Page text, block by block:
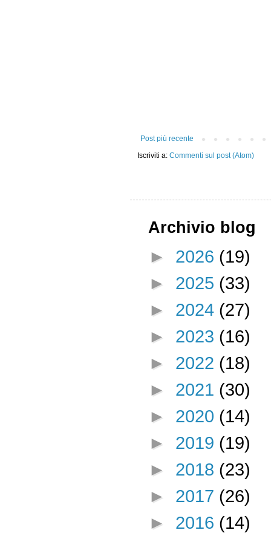
Post più recente
Iscriviti a: Commenti sul post (Atom)
Archivio blog
► 2026 (19)
► 2025 (33)
► 2024 (27)
► 2023 (16)
► 2022 (18)
► 2021 (30)
► 2020 (14)
► 2019 (19)
► 2018 (23)
► 2017 (26)
► 2016 (14)